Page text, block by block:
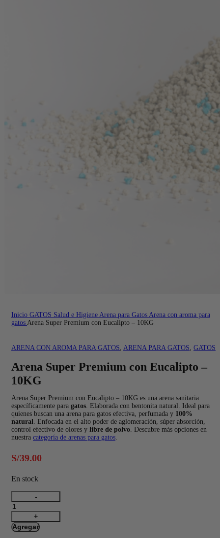
Inicio GATOS Salud e Higiene Arena para Gatos Arena con aroma para
gatos Arena Super Premium con Eucalipto – 10KG
ARENA CON AROMA PARA GATOS, ARENA PARA GATOS, GATOS
Arena Super Premium con Eucalipto –
10KG
Arena Super Premium con Eucalipto – 10KG es una arena sanitaria
específicamente para gatos. Elaborada con bentonita natural. Ideal para
quienes buscan una arena para gatos efectiva, perfumada y 100%
natural. Enfocada en el alto poder de aglomeración, súper absorción,
control efectivo de olores y libre de polvo. Descubre más opciones en
nuestra categoría de arenas para gatos.
S/39.00
En stock
Super
Premium
con
Agregar